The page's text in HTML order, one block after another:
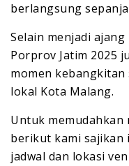
berlangsung
Selain menjadi
Porprov Jatim 2025
momen
lokal Kota Malang.
Untuk memudahkan
berikut kami sajikan
jadwal dan lokasi